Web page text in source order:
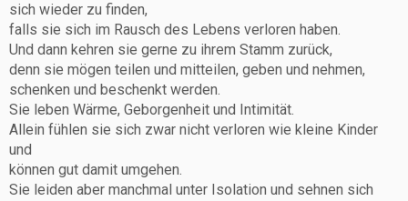
sich wieder zu finden,
falls sie sich im Rausch des Lebens verloren haben.
Und dann kehren sie gerne zu ihrem Stamm zurück,
denn sie mögen teilen und mitteilen, geben und nehmen,
schenken und beschenkt werden.
Sie leben Wärme, Geborgenheit und Intimität.
Allein fühlen sie sich zwar nicht verloren wie kleine Kinder
und
können gut damit umgehen.
Sie leiden aber manchmal unter Isolation und sehnen sich